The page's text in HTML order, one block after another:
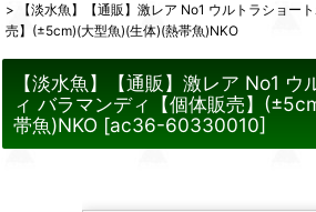
>
【淡水魚】【通販】激レア No1 ウルトラショー
売】(±5cm)(大型魚)(生体)(熱帯魚)NKO
【淡水魚】【通販】激レア No1 ウ
ィ バラマンディ【個体販売】
帯魚)NKO [ac36-60330010]